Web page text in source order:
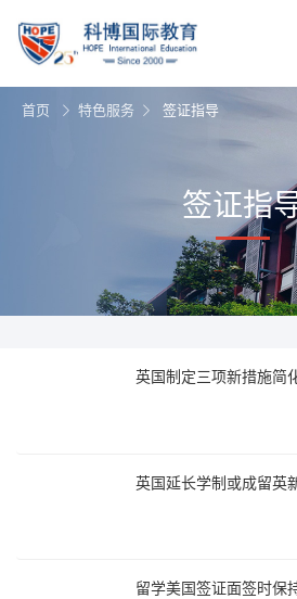
首页 特色服务 签证指导
签证指
英国制定三项新措施简
英国延长学制或成留英
留学美国签证面签时保